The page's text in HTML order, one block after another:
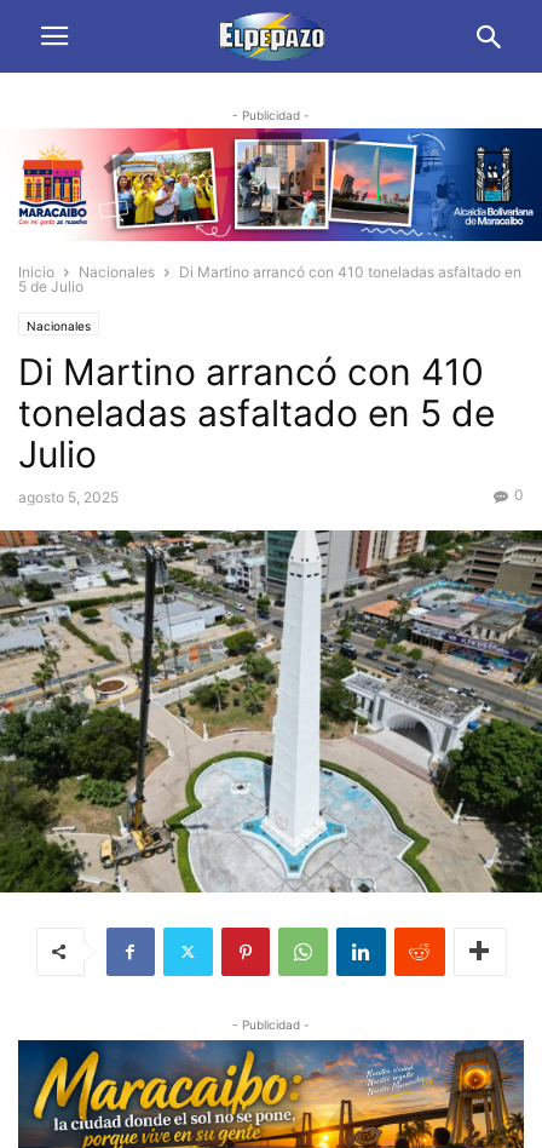
- Publicidad -
Inicio Nacionales
Di Martino arrancó con 410 toneladas asfaltado en
5 de Julio
Nacionales
Di Martino arrancó con 410
toneladas asfaltado en 5 de
Julio
agosto 5, 2025 0
- Publicidad -